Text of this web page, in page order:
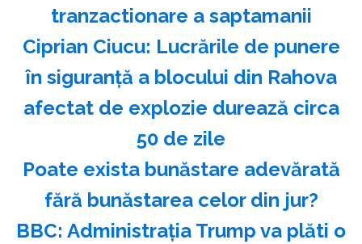
tranzactionare a saptamanii
Ciprian Ciucu: Lucrările de punere
în siguranţă a blocului din Rahova
afectat de explozie durează circa
50 de zile
Poate exista bunăstare adevărată
fără bunăstarea celor din jur?
BBC: Administraţia Trump va plăti o